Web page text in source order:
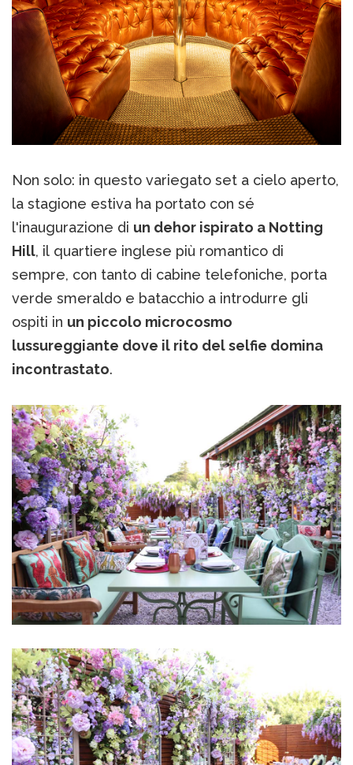
Non solo: in questo variegato set a cielo aperto,
la stagione estiva ha portato con sé
l'inaugurazione di un dehor ispirato a Notting
Hill, il quartiere inglese più romantico di
sempre, con tanto di cabine telefoniche, porta
verde smeraldo e batacchio a introdurre gli
ospiti in un piccolo microcosmo
lussureggiante dove il rito del selfie domina
incontrastato.